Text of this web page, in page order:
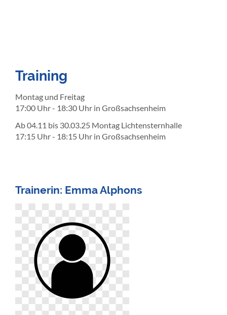
Training
Montag und Freitag
17:00 Uhr - 18:30 Uhr in Großsachsenheim
Ab 04.11 bis 30.03.25 Montag Lichtensternhalle
17:15 Uhr - 18:15 Uhr in Großsachsenheim
Trainerin: Emma Alphons